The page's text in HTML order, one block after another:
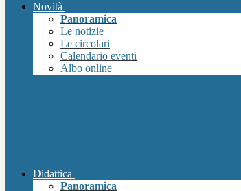
Novità
Panoramica
Le notizie
Le circolari
Calendario eventi
Albo online
Didattica
Panoramica